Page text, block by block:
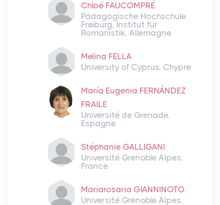
Chloé FAUCOMPRÉ
Pädagogische Hochschule
Freiburg, Institut für
Romanistik, Allemagne
Melina FELLA
University of Cyprus, Chypre
María Eugenia FERNÁNDEZ
FRAILE
Université de Grenade,
Espagne
Stéphanie GALLIGANI
Université Grenoble Alpes,
France
Mariarosaria GIANNINOTO
Université Grenoble Alpes,